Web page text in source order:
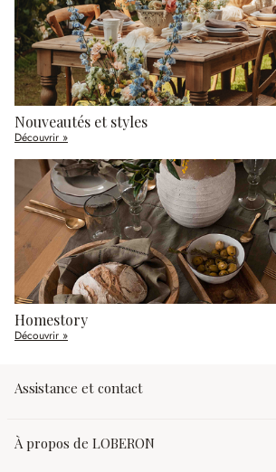
Nouveautés et styles
Découvrir »
Homestory
Découvrir »
Assistance et contact
À propos de LOBERON